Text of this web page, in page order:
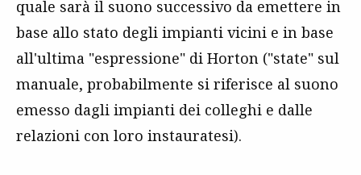
quale sarà il suono successivo da emettere in
base allo stato degli impianti vicini e in base
all'ultima "espressione" di Horton ("state" sul
manuale, probabilmente si riferisce al suono
emesso dagli impianti dei colleghi e dalle
relazioni con loro instauratesi).